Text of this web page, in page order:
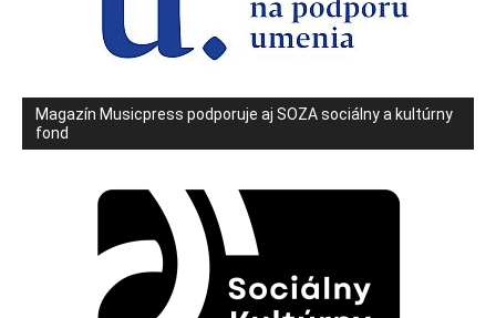
Magazín Musicpress podporuje aj SOZA sociálny a kultúrny
fond